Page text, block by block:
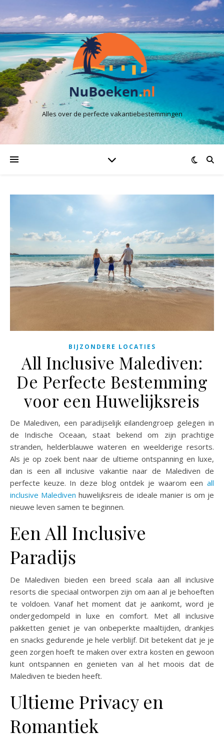
Alles over de perfecte vakantiebestemmingen
BIJZONDERE LOCATIES
All Inclusive Malediven:
De Perfecte Bestemming
voor een Huwelijksreis
De Malediven, een paradijselijk eilandengroep gelegen in
de Indische Oceaan, staat bekend om zijn prachtige
stranden, helderblauwe wateren en weelderige resorts.
Als je op zoek bent naar de ultieme ontspanning en luxe,
dan is een all inclusive vakantie naar de Malediven de
perfecte keuze. In deze blog ontdek je waarom een all
inclusive Malediven huwelijksreis de ideale manier is om je
nieuwe leven samen te beginnen.
Een All Inclusive
Paradijs
De Malediven bieden een breed scala aan all inclusive
resorts die speciaal ontworpen zijn om aan al je behoeften
te voldoen. Vanaf het moment dat je aankomt, word je
ondergedompeld in luxe en comfort. Met all inclusive
pakketten geniet je van onbeperkte maaltijden, drankjes
en snacks gedurende je hele verblijf. Dit betekent dat je je
geen zorgen hoeft te maken over extra kosten en gewoon
kunt ontspannen en genieten van al het moois dat de
Malediven te bieden heeft.
Ultieme Privacy en
Romantiek